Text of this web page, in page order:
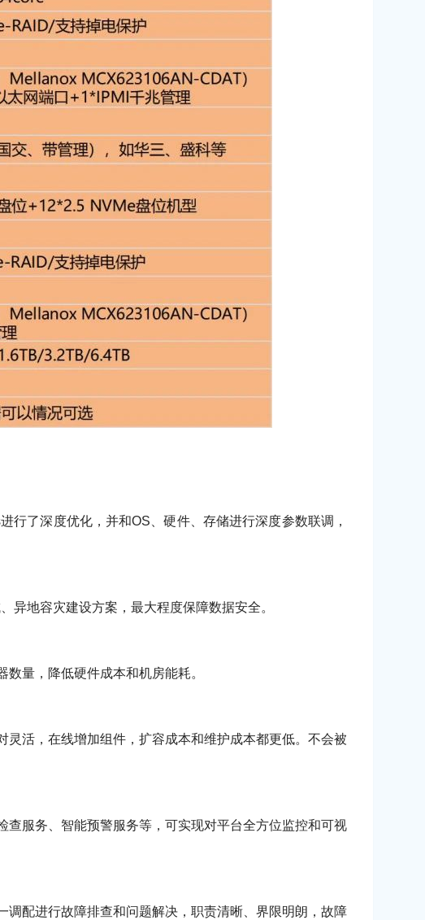
行了深度优化，并和OS、硬件、存储进行深度参数联调，
异地容灾建设方案，最大程度保障数据安全。
量，降低硬件成本和机房能耗。
活，在线增加组件，扩容成本和维护成本都更低。不会被
服务、智能预警服务等，可实现对平台全方位监控和可视
配进行故障排查和问题解决，职责清晰、界限明朗，故障